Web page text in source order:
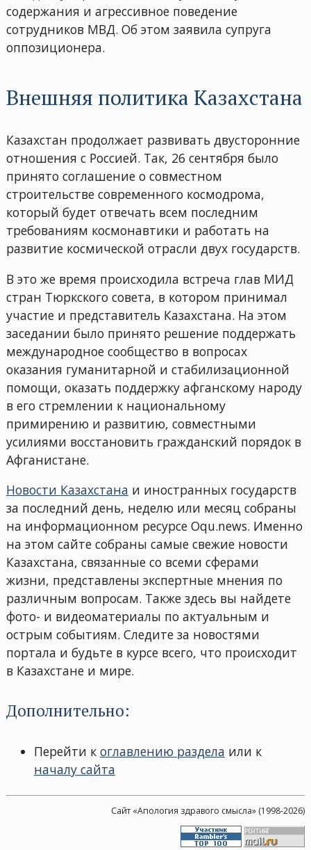
содержания и агрессивное поведение
сотрудников МВД. Об этом заявила супруга
оппозиционера.
Внешняя политика Казахстана
Казахстан продолжает развивать двусторонние
отношения с Россией. Так, 26 сентября было
принято соглашение о совместном
строительстве современного космодрома,
который будет отвечать всем последним
требованиям космонавтики и работать на
развитие космической отрасли двух государств.
В это же время происходила встреча глав МИД
стран Тюркского совета, в котором принимал
участие и представитель Казахстана. На этом
заседании было принято решение поддержать
международное сообщество в вопросах
оказания гуманитарной и стабилизационной
помощи, оказать поддержку афганскому народу
в его стремлении к национальному
примирению и развитию, совместными
усилиями восстановить гражданский порядок в
Афганистане.
Новости Казахстана и иностранных государств
за последний день, неделю или месяц собраны
на информационном ресурсе Oqu.news. Именно
на этом сайте собраны самые свежие новости
Казахстана, связанные со всеми сферами
жизни, представлены экспертные мнения по
различным вопросам. Также здесь вы найдете
фото- и видеоматериалы по актуальным и
острым событиям. Следите за новостями
портала и будьте в курсе всего, что происходит
в Казахстане и мире.
Дополнительно:
Перейти к оглавлению раздела или к
началу сайта
Сайт «Апология здравого смысла» (1998-2026)